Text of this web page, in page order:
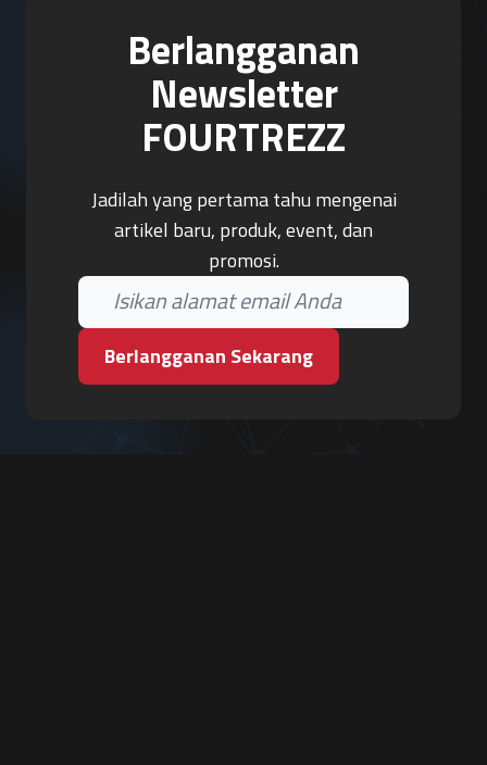
Berlangganan
Newsletter
FOURTREZZ
Jadilah yang pertama tahu mengenai
artikel baru, produk, event, dan
promosi.
Berlangganan Sekarang